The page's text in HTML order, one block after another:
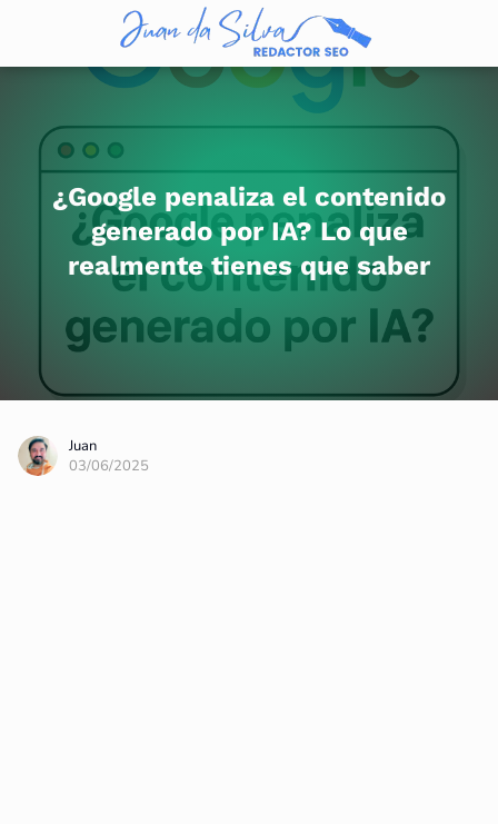
¿Google penaliza el contenido
generado por IA? Lo que
realmente tienes que saber
Juan
03/06/2025